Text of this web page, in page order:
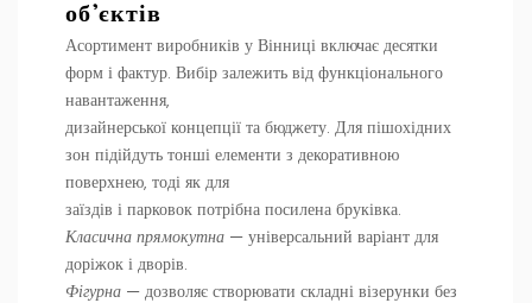
об’єктів
Асортимент виробників у Вінниці включає десятки
форм і фактур. Вибір залежить від функціонального
навантаження,
дизайнерської концепції та бюджету. Для пішохідних
зон підійдуть тонші елементи з декоративною
поверхнею, тоді як для
заїздів і парковок потрібна посилена бруківка.
Класична прямокутна — універсальний варіант для
доріжок і дворів.
Фігурна — дозволяє створювати складні візерунки без